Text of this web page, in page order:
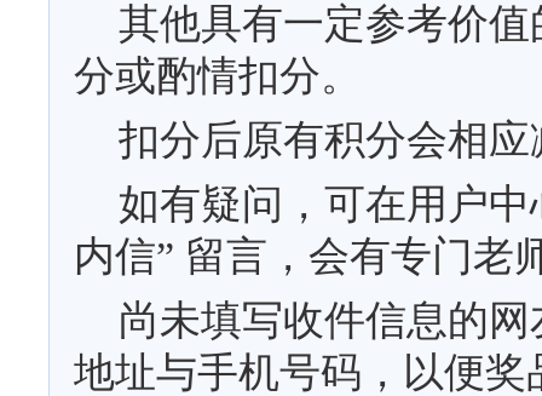
其他具有一定参考价
分或酌情扣分。
扣分后原有积分会相
如有疑问，可在用户中
内信” 留言，会有专门老
尚未填写收件信息的
地址与手机号码，以便奖